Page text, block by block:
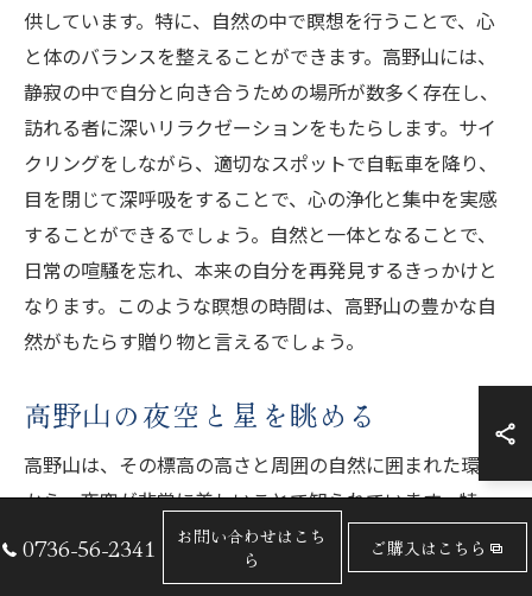
供しています。特に、自然の中で瞑想を行うことで、心
と体のバランスを整えることができます。高野山には、
静寂の中で自分と向き合うための場所が数多く存在し、
訪れる者に深いリラクゼーションをもたらします。サイ
クリングをしながら、適切なスポットで自転車を降り、
目を閉じて深呼吸をすることで、心の浄化と集中を実感
することができるでしょう。自然と一体となることで、
日常の喧騒を忘れ、本来の自分を再発見するきっかけと
なります。このような瞑想の時間は、高野山の豊かな自
然がもたらす贈り物と言えるでしょう。
高野山の夜空と星を眺める
高野山は、その標高の高さと周囲の自然に囲まれた環境
から、夜空が非常に美しいことで知られています。特
に、都会の光害から遠ざかったこの地では、満天の星空
を眺めることができます。星座を探しながら静かに過ご
0736-56-2341
お問い合わせはこち
ら
ご購入はこちら